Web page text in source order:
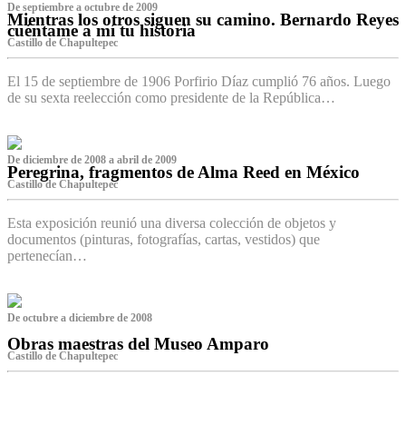
De septiembre a octubre de 2009
Mientras los otros siguen su camino. Bernardo Reyes
cuéntame a mí tu historia
Castillo de Chapultepec
El 15 de septiembre de 1906 Porfirio Díaz cumplió 76 años. Luego
de su sexta reelección como presidente de la República…
De diciembre de 2008 a abril de 2009
Peregrina, fragmentos de Alma Reed en México
Castillo de Chapultepec
Esta exposición reunió una diversa colección de objetos y
documentos (pinturas, fotografías, cartas, vestidos) que
pertenecían…
De octubre a diciembre de 2008
Obras maestras del Museo Amparo
Castillo de Chapultepec